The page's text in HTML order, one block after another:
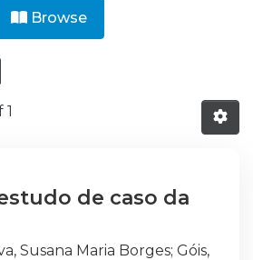
Browse
1
de caso da
Susana Maria Borges; Góis,